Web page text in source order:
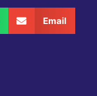
Email